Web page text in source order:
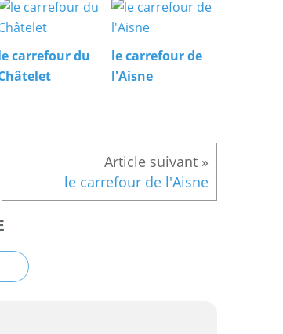
carrefour du
le carrefour de
l'Aisne
le carrefour de l'Aisne